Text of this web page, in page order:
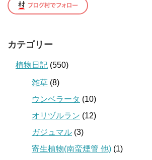
カテゴリー
植物日記 (550)
雑草 (8)
ウンベラータ (10)
オリヅルラン (12)
ガジュマル (3)
寄生植物(南蛮煙管 他) (1)